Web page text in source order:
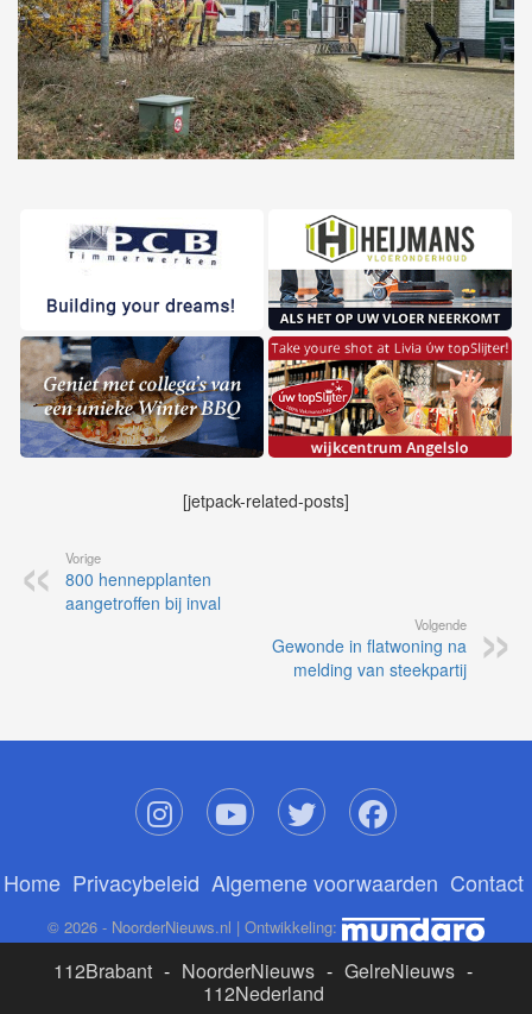
[jetpack-related-posts]
Vorige
800 hennepplanten
aangetroffen bij inval
Volgende
Gewonde in flatwoning na
melding van steekpartij
Home Privacybeleid Algemene voorwaarden Contact
© 2026 - NoorderNieuws.nl | Ontwikkeling:
112Brabant - NoorderNieuws - GelreNieuws -
112Nederland